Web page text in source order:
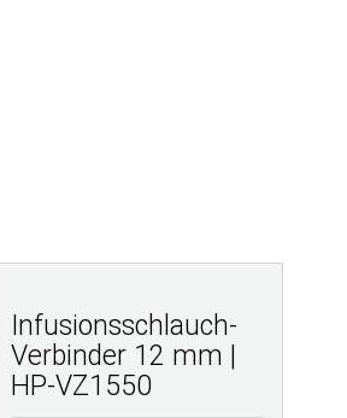
Infusionsschlauch-
Verbinder 12 mm |
HP-VZ1550